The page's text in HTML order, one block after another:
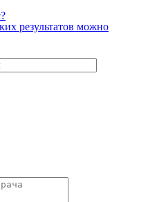
результатов можно